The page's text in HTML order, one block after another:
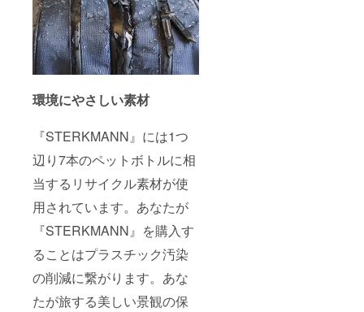
環境にやさしい素材
『STERKMANN』には1つ
辺り7本のペットボトルに相
当するリサイクル素材が使
用されています。あなたが
『STERKMANN』を購入す
ることはプラスチック汚染
の削減に繋がります。あな
たが旅する美しい景観の保